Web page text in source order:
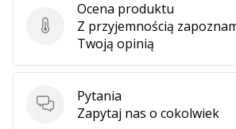
jako
Ambasador
Ocena produktu
Ocena produktu
Z przyjemnością
Twoją opinią
Pytania
Pytania
Zapytaj nas o cokolwiek